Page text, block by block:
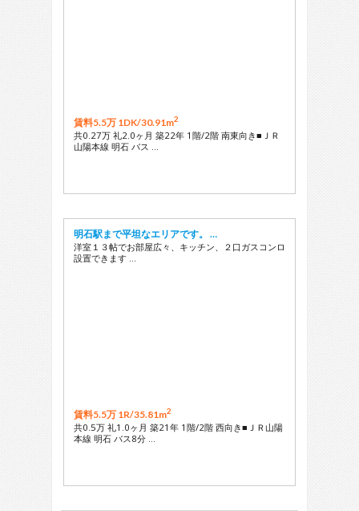
賃料5.5万 1DK/30.91m2
共0.27万 礼2.0ヶ月 築22年 1階/2階 南東向き■ＪＲ
山陽本線 明石 バス …
明石駅まで平坦なエリアです。 …
洋室１３帖でお部屋広々、キッチン、２口ガスコンロ
設置できます …
賃料5.5万 1R/35.81m2
共0.5万 礼1.0ヶ月 築21年 1階/2階 西向き■ＪＲ山陽
本線 明石 バス8分 …